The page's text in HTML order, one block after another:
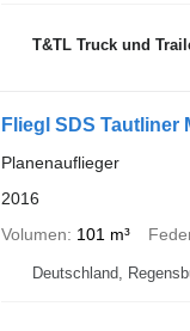
T&TL Truck und
Fliegl SDS Tautliner
Planenauflieger
2016
Volumen
101 m³
Deutschland,